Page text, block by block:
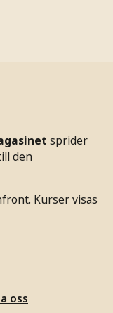
sprider
den
Kurser visas
oss